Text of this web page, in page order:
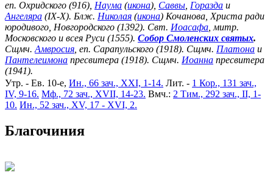
еп. Охридского (916), Наума (икона), Саввы Горазда и
Ангеляра (IX-X). Блж. Николая (икона) Кочанова, Христа ради
юродивого, Новгородского (1392). Свт. Иоасафа , митр.
Московского и всея Руси (1555). Собор Смоленских святых.
Сщмч. Амвросия , еп. Сарапульского (1918). Сщмч. Платона и
Пантелеимона пресвитера (1918). Сщмч. Иоанна пресвитера
(1941).
Утр. - Ев. 10-е, Ин., 66 зач., XXI, 1-14. Лит. - 1 Кор., 131 зач.,
IV, 9-16. Мф., 72 зач., XVII, 14-23. Вмч.: 2 Тим., 292 зач., II, 1-
10. Ин., 52 зач., XV, 17 - XVI, 2.
Благочиния